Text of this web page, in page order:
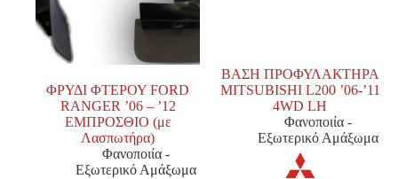
ΦΡΥΔΙ ΦΤΕΡΟΥ FORD
RANGER ’06 – ’12
ΕΜΠΡΟΣΘΙΟ (με
Λασπωτήρα)
Φανοποιία -
Εξωτερικό Αμάξωμα
ΒΑΣΗ ΠΡΟΦΥΛΑΚΤΗΡΑ
MITSUBISHI L200 ’06-’11
4WD LH
Φανοποιία -
Εξωτερικό Αμάξωμα